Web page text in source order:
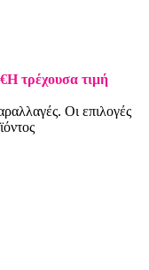
€Η τρέχουσα τιμή
Οι επιλογές